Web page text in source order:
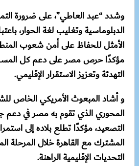
وشدد “عبد العاطي”، على ضرورة
الدبلوماسية وتغليب لغة الحوار،
الأمثل للحفاظ على أمن شعوب
مؤكدًا حرص مصر على دعم كل
التهدئة وتعزيز الاستقرار الإقليمي.
و أشاد المبعوث الأمريكي الخاص
المحوري الذي تقوم به مصر في
التصعيد، مؤكدًا تطلع بلاده إلى
المشترك مع القاهرة خلال المرحلة
التحديات الإقليمية الراهنة.